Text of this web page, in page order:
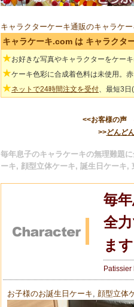
キャラクターケーキ通販のキャラケ
キャラケーキ.com は キャラクタ
★お好きな写真やキャラクターをケー
★ケーキ色彩に合成着色料は未使用。
★ネットで24時間注文を受付、最短3日
<<お客様の声
>>どんど
毎年息子のキャラケーキの無理難題
ーキ, 顔型立体ケーキ, 誕生日ケーキ,
毎
全
ま
Patissier
お子様のお誕生日ケーキ 顔型立体